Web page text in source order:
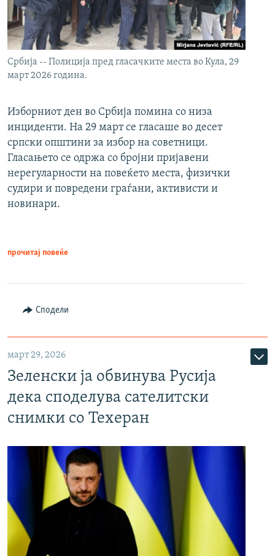
Србија -- Полиција пред гласачките места во Кула, 29
март 2026 година.
Изборниот ден во Србија помина со низа
инциденти. На 29 март се гласаше во десет
српски општини за избор на советници.
Гласањето се одржа со бројни пријавени
нерегуларности на повеќето места, физички
судири и повредени граѓани, активисти и
новинари.
прочитај повеќе
Сподели
март 29, 2026
Зеленски ја обвинува Русија
дека споделува сателитски
снимки со Техеран